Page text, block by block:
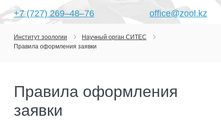
+7 (727) 269‒48‒76 office@zool.kz
ГЛАВНАЯ
ЦЕЛИ И ЗАДАЧИ
РУКОВОДСТВО
ПОДРАЗДЕЛЕНИЯ
ЛАБОРАТОРИИ
ПРОЕКТЫ
Институт зоологии
Научный орган СИТЕС
Правила оформления заявки
Правила оформления
заявки